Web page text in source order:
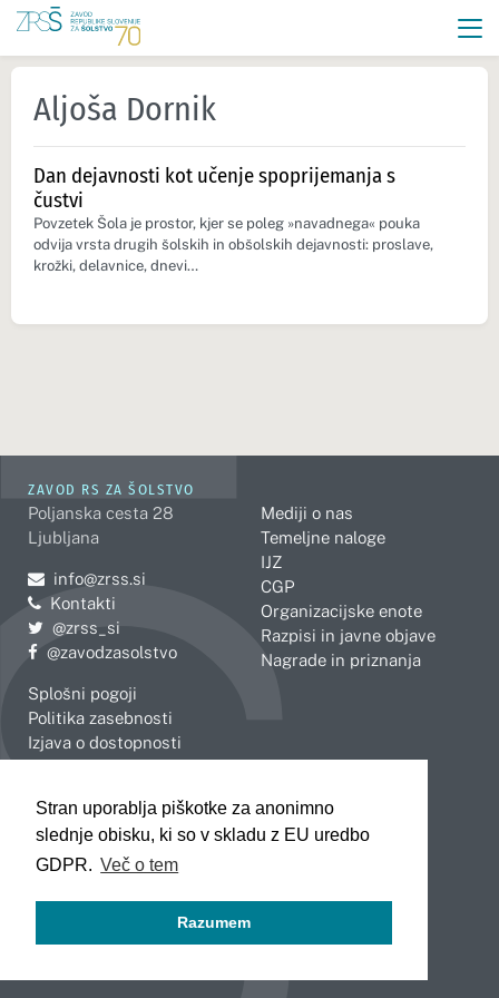
Stran uporablja piškotke za anonimno
slednje obisku, ki so v skladu z EU uredbo
GDPR. Več o tem
Razumem
Aljoša Dornik
Dan dejavnosti kot učenje spoprijemanja s
čustvi
Povzetek Šola je prostor, kjer se poleg »navadnega« pouka
odvija vrsta drugih šolskih in obšolskih dejavnosti: proslave,
krožki, delavnice, dnevi…
ZAVOD RS ZA ŠOLSTVO
Poljanska cesta 28
Ljubljana
Pošljite e-mail na
info@zrss.si
Kontakti
Pojdite na Twitter:
@zrss_si
Pojdite na Facebook:
@zavodzasolstvo
Splošni pogoji
Politika zasebnosti
Izjava o dostopnosti
Mediji o nas
Temeljne naloge
IJZ
CGP
Organizacijske enote
Razpisi in javne objave
Nagrade in priznanja
Celje
Koper
Kranj
Novo mesto
Slovenj Gradec